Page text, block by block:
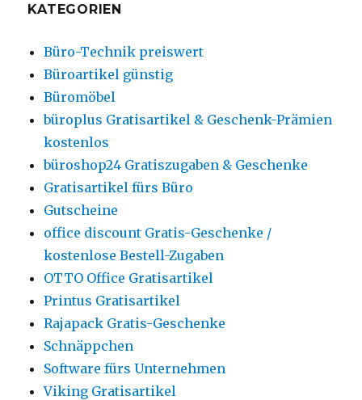
KATEGORIEN
Büro-Technik preiswert
Büroartikel günstig
Büromöbel
büroplus Gratisartikel & Geschenk-Prämien
kostenlos
büroshop24 Gratiszugaben & Geschenke
Gratisartikel fürs Büro
Gutscheine
office discount Gratis-Geschenke /
kostenlose Bestell-Zugaben
OTTO Office Gratisartikel
Printus Gratisartikel
Rajapack Gratis-Geschenke
Schnäppchen
Software fürs Unternehmen
Viking Gratisartikel